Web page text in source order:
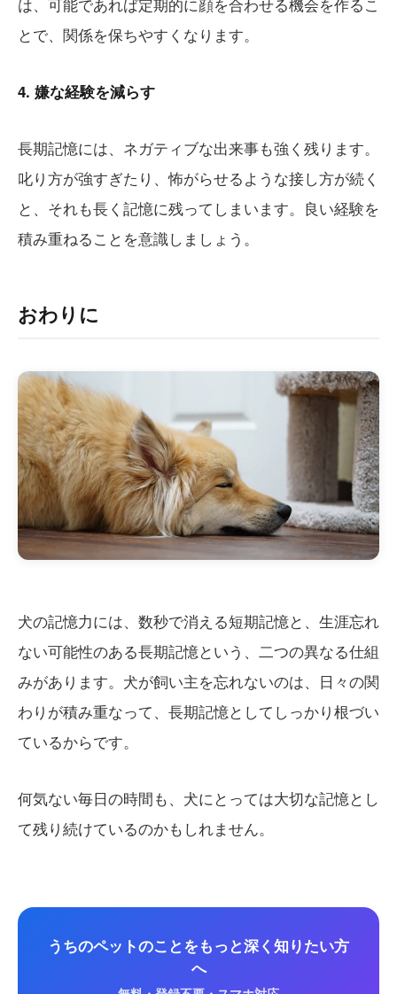
とで、関係を保ちやすくなります。
4. 嫌な経験を減らす
長期記憶には、ネガティブな出来事も強く残ります。
叱り方が強すぎたり、怖がらせるような接し方が続く
と、それも長く記憶に残ってしまいます。良い経験を
積み重ねることを意識しましょう。
おわりに
犬の記憶力には、数秒で消える短期記憶と、生涯忘れ
ない可能性のある長期記憶という、二つの異なる仕組
みがあります。犬が飼い主を忘れないのは、日々の関
わりが積み重なって、長期記憶としてしっかり根づい
ているからです。
何気ない毎日の時間も、犬にとっては大切な記憶とし
て残り続けているのかもしれません。
うちのペットのことをもっと深く知りたい方
へ